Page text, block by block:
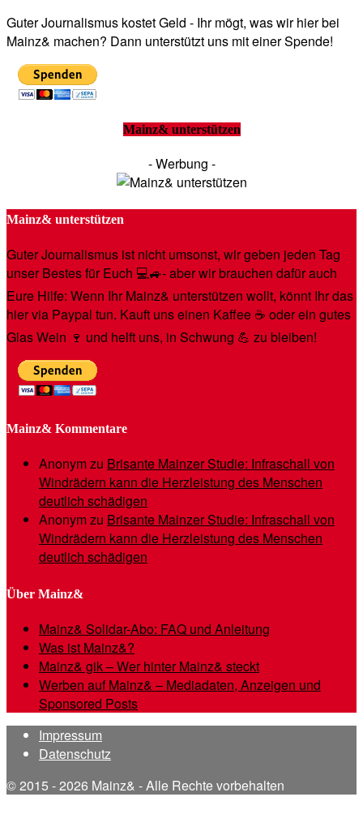
Guter Journalismus kostet Geld - Ihr mögt, was wir hier bei
Mainz& machen? Dann unterstützt uns mit einer Spende!
Mainz& unterstützen
- Werbung -
Mainz& unterstützen
Guter Journalismus ist nicht umsonst, wir geben jeden Tag
unser Bestes für Euch 💻🚙- aber wir brauchen dafür auch
Eure Hilfe: Wenn Ihr Mainz& unterstützen wollt, könnt Ihr das
hier via Paypal tun. Kauft uns einen Kaffee ☕️ oder ein gutes
Glas Wein 🍷 und helft uns, in Schwung 💪 zu bleiben!
Mainz& Kommentare
Anonymzu Brisante Mainzer Studie: Infraschall von
Windrädern kann die Herzleistung des Menschen
deutlich schädigen
Anonymzu Brisante Mainzer Studie: Infraschall von
Windrädern kann die Herzleistung des Menschen
deutlich schädigen
Über Mainz&
Mainz& Solidar-Abo: FAQ und Anleitung
Was ist Mainz&?
Mainz& gik – Wer hinter Mainz& steckt
Werben auf Mainz& – Mediadaten, Anzeigen und
Sponsored Posts
Impressum
Datenschutz
© 2015 - 2026 Mainz& - Alle Rechte vorbehalten